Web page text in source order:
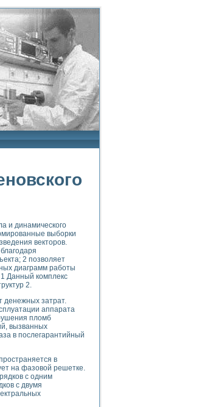
на электроподвижном составе
и динамического
выборки
векторов.
2 позволяет
диаграмм работы
Данный комплекс
2.
денежных затрат.
аппарата
пломб
вызванных
в послегарантийный
в
на фазовой решетке.
с одним
с двумя